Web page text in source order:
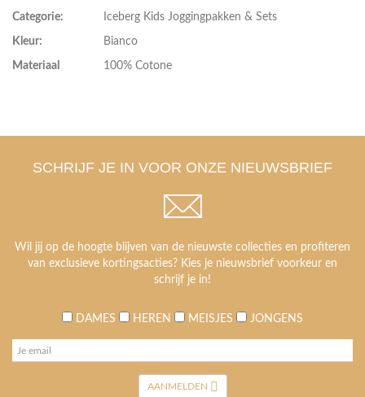
Categorie: Iceberg Kids Joggingpakken & Sets
Kleur: Bianco
Materiaal 100% Cotone
SCHRIJF JE IN VOOR ONZE NIEUWSBRIEF
Wil jij op de hoogte blijven van de nieuwste collecties en profiteren
van exclusieve kortingsacties? Kies je nieuwsbrief voorkeur en
schrijf je in!
DAMES HEREN MEISJES JONGENS
AANMELDEN